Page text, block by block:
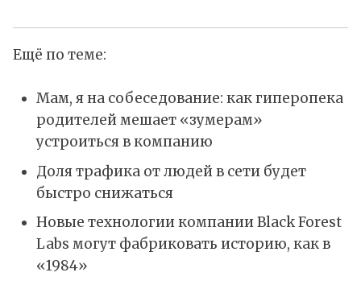
Ещё по теме:
Мам, я на собеседование: как гиперопека
родителей мешает «зумерам»
устроиться в компанию
Доля трафика от людей в сети будет
быстро снижаться
Новые технологии компании Black Forest
Labs могут фабриковать историю, как в
«1984»